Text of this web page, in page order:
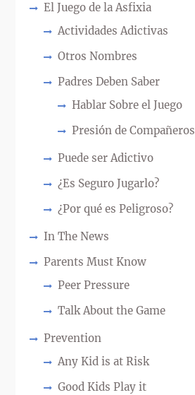
El Juego de la Asfixia
Actividades Adictivas
Otros Nombres
Padres Deben Saber
Hablar Sobre el Juego
Presión de Compañeros
Puede ser Adictivo
¿Es Seguro Jugarlo?
¿Por qué es Peligroso?
In The News
Parents Must Know
Peer Pressure
Talk About the Game
Prevention
Any Kid is at Risk
Good Kids Play it